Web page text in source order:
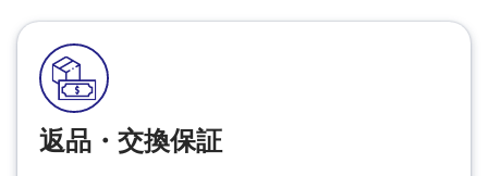
返品・交換保証